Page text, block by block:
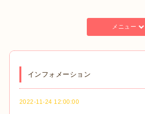
メニュー
インフォメーション
2022-11-24 12:00:00